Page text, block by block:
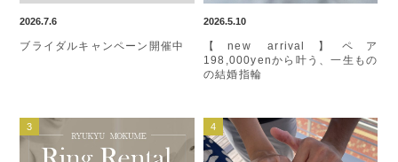
2026.7.6
ブライダルキャンペーン開催中
2026.5.10
【new arrival】ペア
198,000yenから叶う、一生もの
の結婚指輪